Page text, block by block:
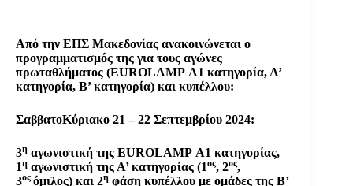
Από την ΕΠΣ Μακεδονίας ανακοινώνεται ο
προγραμματισμός της για τους αγώνες
πρωταθλήματος (EUROLAMP Α1 κατηγορία, Α’
κατηγορία, Β’ κατηγορία) και κυπέλλου:
ΣαββατοΚύριακο 21 – 22 Σεπτεμβρίου 2024:
3η αγωνιστική της EUROLAMP Α1 κατηγορίας,
1η αγωνιστική της Α’ κατηγορίας (1ος, 2ος,
3ος όμιλος) και 2η φάση κυπέλλου με ομάδες της Β’